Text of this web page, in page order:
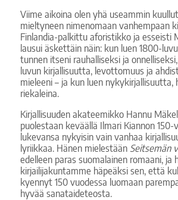
Viime aikoina olen yhä useammin
mieltyneen nimenomaan vanhempaan
Finlandia-palkittu aforistikko ja esseisti
lausui äskettäin näin: kun luen 1800-
tunnen itseni rauhalliseksi ja
luvun kirjallisuutta, levottomuus ja
mieleeni – ja kun luen nykykirjallisuutta,
riekaleina.
Kirjallisuuden akateemikko Hannu
puolestaan keväällä Ilmari Kiannon 150-
lukevansa nykyisin vain vanhaa
lyriikkaa. Hänen mielestään Seitsemän
edelleen paras suomalainen romaani, ja
kirjailijakuntamme häpeäksi sen, että
kyennyt 150 vuodessa luomaan
hyvää sanataideteosta.